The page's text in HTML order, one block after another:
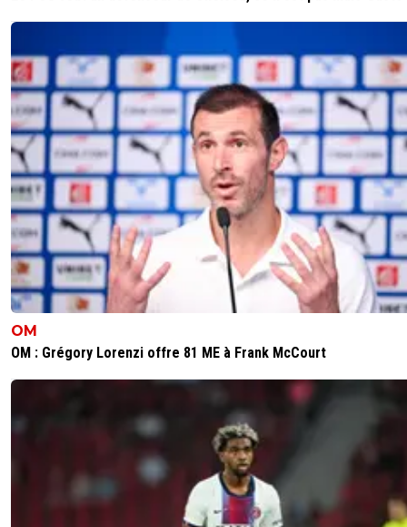
footballistique très intéressant alors il à le droit de
psg58 26 mai 2026 à 7:58 207
Je pense qu'il est déjà à l'abri du besoin avec les
perçus
2 Répondre
26 mai 2026 à 8:21 +1685
il a fait 1.2M brut dans l'année alors c'est
beaucoup de monde mais malgré tout t'es
l'abris du besoin avec cette somme
3
des coachs avec 1-2 bonnes saisons, y en a eu
une saison de fou comme celle là et il doit aller
prendre le fric en Angleterre, soit il pense qu il
et dans ce cas il prend le temps et partira l
prochaine ou dans 2 ans. D ailleurs Roy aurait
pareil 1 saison a Brest et basta. comme les
Haize et j en passe
Répondre
OM
OM : Grégory Lorenzi offre 81 ME à Frank McCourt